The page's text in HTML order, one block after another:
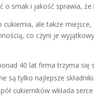
o smak i jakość sprawia,
cukiernia, ale także
co czyni je
40 lat firma trzyma się
są tylko najlepsze składniki.
cukierników wkłada